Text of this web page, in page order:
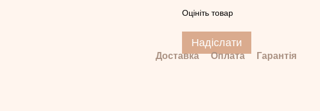
Оцініть товар
Надіслати
Доставка Оплата Гарантія